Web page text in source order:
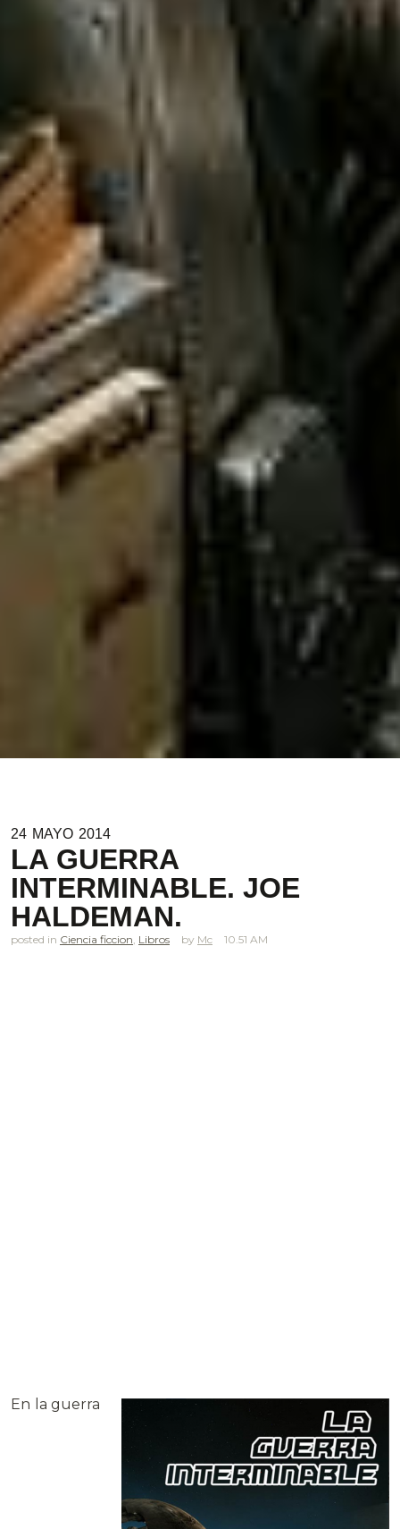
24 MAYO 2014
LA GUERRA
INTERMINABLE. JOE
HALDEMAN.
posted in Ciencia ficcion, Libros Mc 10.51 AM
En la guerra